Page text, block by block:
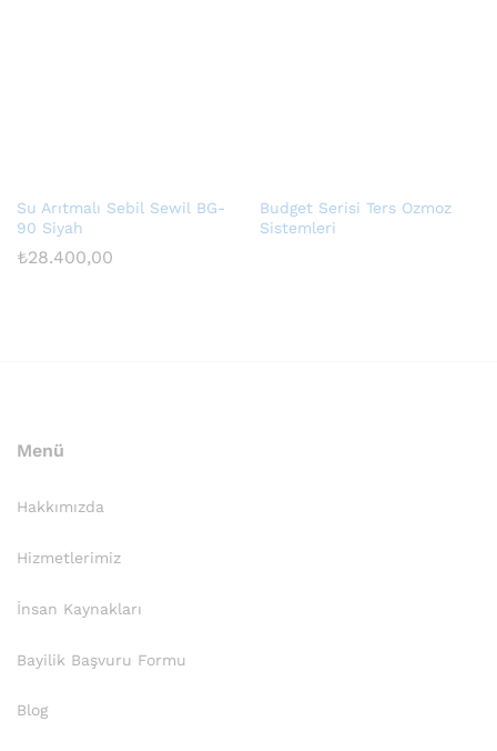
Su Arıtmalı Sebil Sewil BG-
90 Siyah
₺28.400,00
Budget Serisi Ters Ozmoz
Sistemleri
Menü
Hakkımızda
Hizmetlerimiz
İnsan Kaynakları
Bayilik Başvuru Formu
Blog